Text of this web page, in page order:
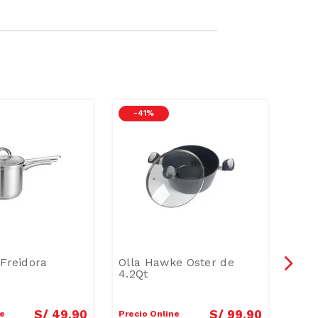
S/ 49.90
-41 %
Olla Hawke Oster de
4.2Qt
Precio Online S/ 99.90